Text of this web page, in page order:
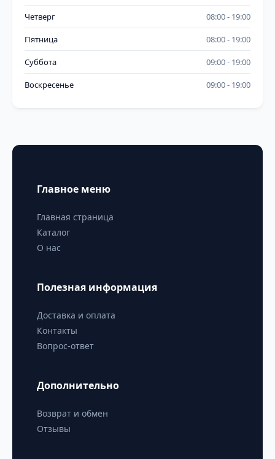
Четверг 08:00 19:00
Пятница 08:00 19:00
Суббота 09:00 19:00
Воскресенье 09:00 19:00
Главное меню
Главная страница
Каталог
О нас
Полезная информация
Доставка и оплата
Контакты
Вопрос-ответ
Дополнительно
Возврат и обмен
Отзывы